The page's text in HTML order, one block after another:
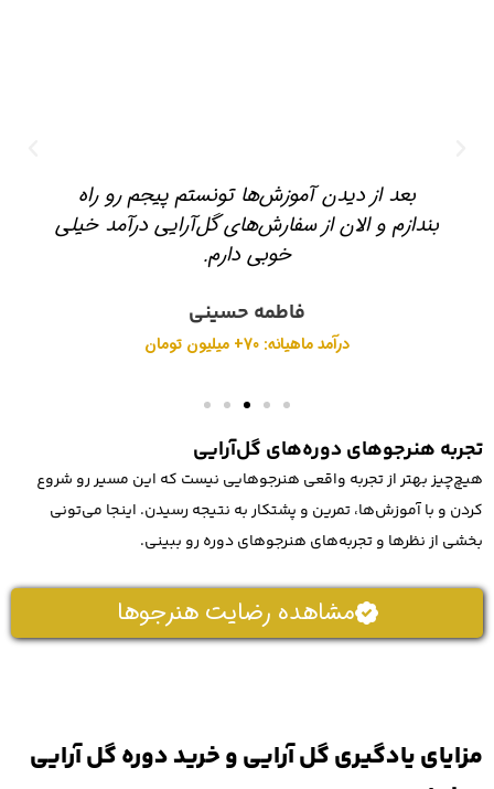
تجربه هنرجوهای دوره‌های گل‌آرایی
هیچ‌چیز بهتر از تجربه واقعی هنرجوهایی نیست که این مسیر رو شروع
کردن و با آموزش‌ها، تمرین و پشتکار به نتیجه رسیدن. اینجا می‌تونی
بخشی از نظرها و تجربه‌های هنرجوهای دوره رو ببینی.
مشاهده رضایت هنرجوها
بعد از دیدن آموزش‌ها تونستم پیجم رو راه
بندازم و الان از سفارش‌های گل‌آرایی درآمد خیلی
خوبی دارم.
فاطمه حسینی
درآمد ماهیانه: 70+ میلیون تومان
مزایای یادگیری گل آرایی و خرید دوره گل آرایی